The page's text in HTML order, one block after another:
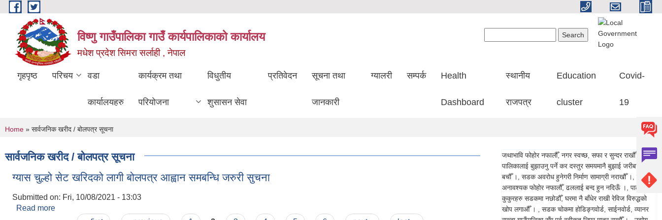
Skip to main content
विष्णु गाउँपालिका गाउँ कार्यपालिकाको कार्यालय
मधेश प्रदेश सिमरा सर्लाही , नेपाल
गृहपृष्ठ परिचय वडा
कार्यालयहरु
कार्यक्रम तथा
परियोजना
विधुतीय
शुसासन सेवा
प्रतिवेदन सूचना तथा
जानकारी
ग्यालरी सम्पर्क Health
Dashboard
स्थानीय
राजपत्र
Education
cluster
Covid-
19
You are here
Home » सार्वजनिक खरीद / बोलपत्र सूचना
सार्वजनिक खरीद / बोलपत्र सूचना
ग्यास चुल्हो सेट खरिदको लागी बोलपत्र आह्वान समबन्धि जरुरी सुचना
Submitted on: Fri, 10/08/2021 - 13:03
Read more
जथाभावि फोहोर नफालौँ, नगर स्वच्छ, सफा र सुन्दर राखौँ ।, गाउँ
पालिकालाई बुझाउनु पर्ने कर दस्तुर समयमानै बुझाई जरीबाना बाट
बचौँ ।, सडक अवरोध हुनेगरी निर्माण सामाग्री नराखौँ ।, ढलमा
अनावश्यक फोहोर नफालौँ, ढललाई बन्द हुन नदिऊँ ।, पाल्तु
कुकुरहरु सडकमा नछोडौँ, घरमा नै बाँधेर राखी रेविज विरुद्धको
खोप लगाऔँ । , सडक चोकमा होडिङ्गवोर्ड, साईनवोर्ड, व्यानर